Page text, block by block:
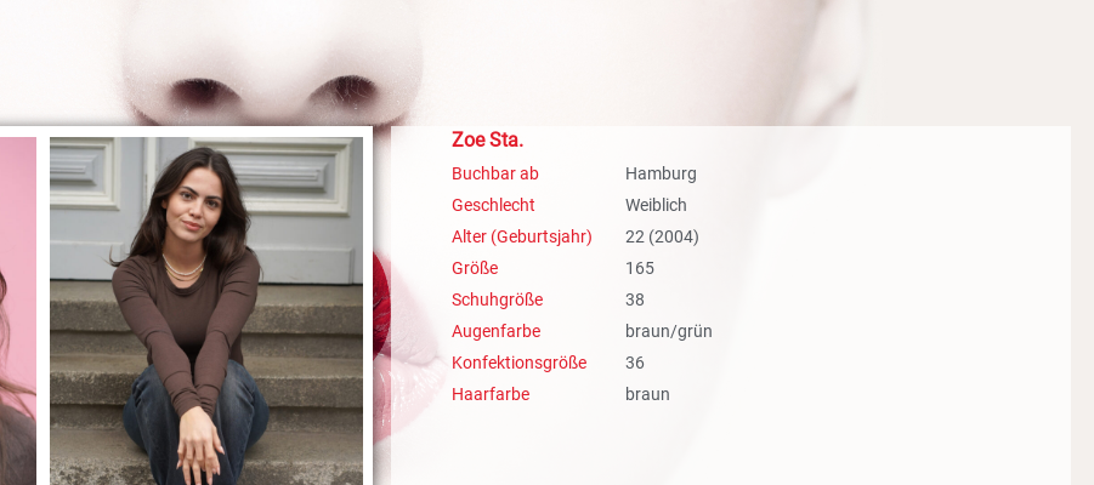
Zoe Sta.
Buchbar ab
Hamburg
Geschlecht
Weiblich
Alter (Geburtsjahr)
22 (2004)
Größe
165
Schuhgröße
38
Augenfarbe
braun/grün
Konfektionsgröße
36
Haarfarbe
braun